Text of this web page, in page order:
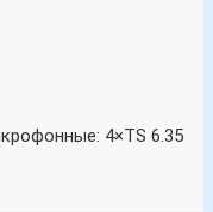
4×TS 6.35